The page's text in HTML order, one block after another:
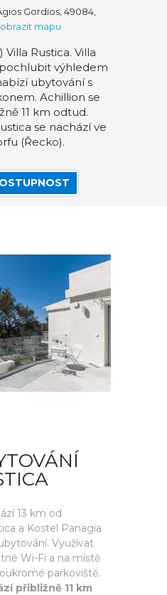
Gordios, 49084,
mapu
Rustica. Villa
výhledem
ubytování s
Achillion se
11 km odtud.
se nachází ve
(Řecko).
13 km od
a Kostel Panagia
Využívat
Wi-Fi a na místě
parkoviště.
přibližně 11 km